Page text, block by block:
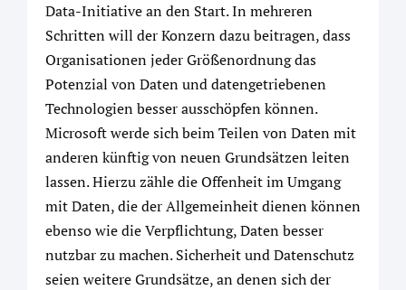
Data-Initiative an den Start. In mehreren
Schritten will der Konzern dazu beitragen, dass
Organisationen jeder Größenordnung das
Potenzial von Daten und datengetriebenen
Technologien besser ausschöpfen können.
Microsoft werde sich beim Teilen von Daten mit
anderen künftig von neuen Grundsätzen leiten
lassen. Hierzu zähle die Offenheit im Umgang
mit Daten, die der Allgemeinheit dienen können
ebenso wie die Verpflichtung, Daten besser
nutzbar zu machen. Sicherheit und Datenschutz
seien weitere Grundsätze, an denen sich der